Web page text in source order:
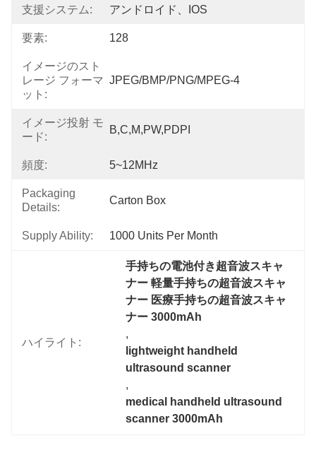
支援システム: アンドロイド、IOS
要素: 128
イメージのスト
レージ フォーマ
ット:
JPEG/BMP/PNG/MPEG-4
イメージ投射 モ
ード:
B,C,M,PW,PDPI
頻度: 5~12MHz
Packaging
Details:
Carton Box
Supply Ability: 1000 Units Per Month
ハイライト:
手持ちの電池付き超音波スキャ
ナー 軽量手持ちの超音波スキャ
ナー 医療手持ちの超音波スキャ
ナー 3000mAh
,
lightweight handheld
ultrasound scanner
,
medical handheld ultrasound
scanner 3000mAh